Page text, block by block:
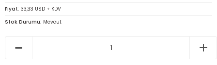
Fiyat 33,33 USD + KDV
Stok Durumu Mevcut